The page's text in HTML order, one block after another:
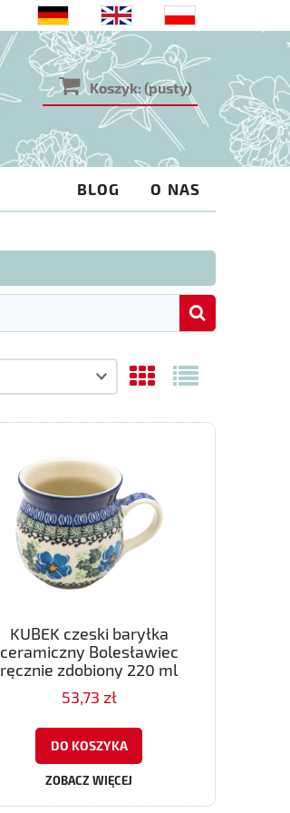
Koszyk: (pusty)
O NAS
BLOG
KUBEK czeski baryłka
ceramiczny Bolesławiec
ręcznie zdobiony 220 ml
53,73 zł
DO KOSZYKA
ZOBACZ WIĘCEJ